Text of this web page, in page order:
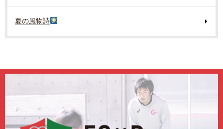
夏の風物詩